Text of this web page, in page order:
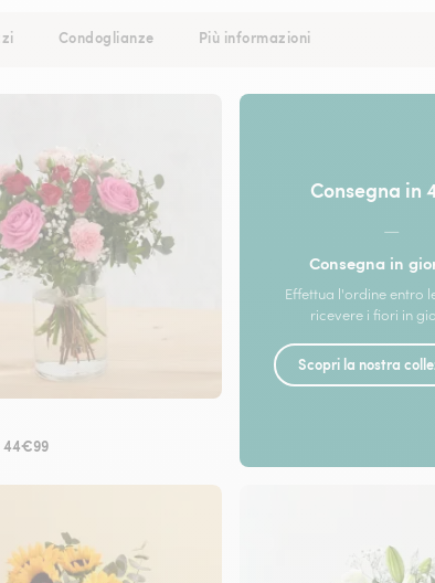
Condoglianze Più informazioni
44€99
Consegna in
—
Consegna in
Effettua l'ordine entro
ricevere i fiori in
Scopri la nostra